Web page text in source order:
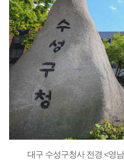
대구 수성구청사 전경 <영